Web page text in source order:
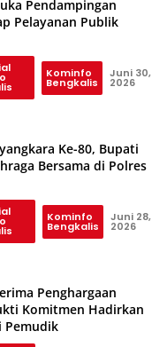
Pendampingan
Pelayanan Publik
Kominfo
Bengkalis
Juni 30,
2026
Ke-80, Bupati
Bersama di Polres
Kominfo
Bengkalis
Juni 28,
2026
Penghargaan
Komitmen Hadirkan
Pemudik